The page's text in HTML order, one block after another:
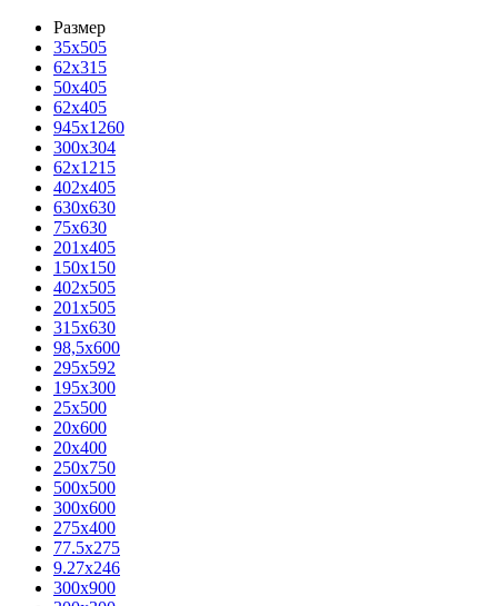
Размер
35х505
62x315
50x405
62х405
945x1260
300x304
62x1215
402x405
630x630
75x630
201x405
150x150
402x505
201x505
315x630
98,5х600
295x592
195х300
25x500
20х600
20х400
250x750
500x500
300x600
275x400
77.5х275
9.27x246
300x900